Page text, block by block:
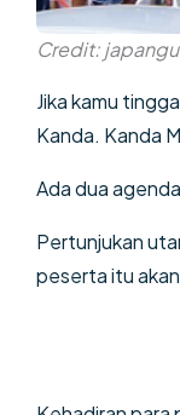
Credit:
Jika kamu
Kanda. Kanda
Ada dua
Pertunjukan
peserta itu